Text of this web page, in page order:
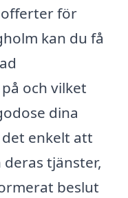
offerter för
kan du få
och vilket
dina
enkelt att
tjänster,
beslut